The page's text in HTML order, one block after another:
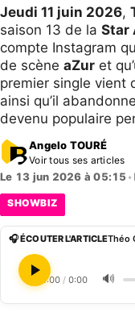
Jeudi 11 juin 2026,
saison 13 de la Star
compte Instagram
de scène aZur et
premier single vient
ainsi qu’il
devenu populaire
Angelo TOURÉ
Voir tous ses articles
Le 13 jun 2026 à 05:15 •
SHOWBIZ
🎧 ÉCOUTER L'ARTICLE
0:00 / 0:00 🔊